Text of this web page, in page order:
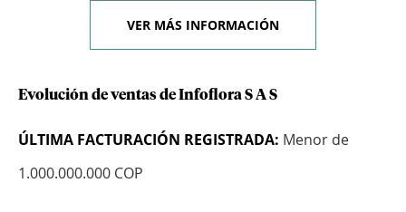
VER MÁS INFORMACIÓN
Evolución de ventas de Infoflora S A S
ÚLTIMA FACTURACIÓN REGISTRADA: Menor de
1.000.000.000 COP